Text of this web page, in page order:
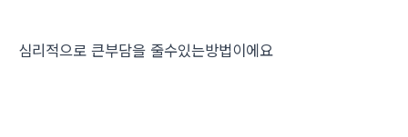
심리적으로 큰부담을 줄수있는방법이에요